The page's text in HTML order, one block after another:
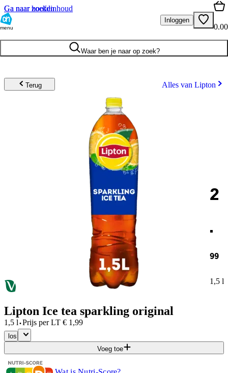
Ga naar hoofdinhoud
Ga naar zoeken
menu
Inloggen
0.00
Waar ben je naar op zoek?
Terug Alles van Lipton
2
.
99
1,5 l
Lipton Ice tea sparkling original
1,5 l·Prijs per LT € 1,99
los
Voeg toe